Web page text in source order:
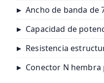
▸ Ancho de banda de
▸ Capacidad de
▸ Resistencia
▸ Conector N